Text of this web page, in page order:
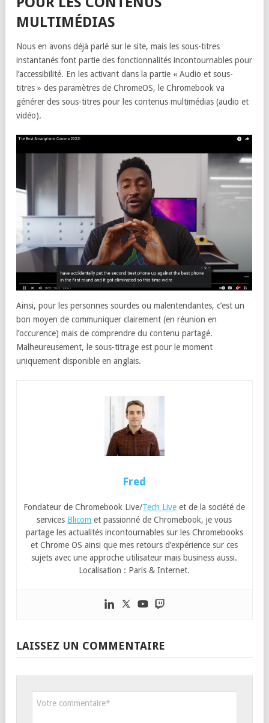
MULTIMÉDIAS
Nous en avons déjà parlé sur le site, mais les sous-titres
instantanés font partie des fonctionnalités incontournables pour
l’accessibilité. En les activant dans la partie « Audio et sous-
titres » des paramètres de ChromeOS, le Chromebook va
générer des sous-titres pour les contenus multimédias (audio et
vidéo).
Ainsi, pour les personnes sourdes ou malentendantes, c’est un
bon moyen de communiquer clairement (en réunion en
l’occurence) mais de comprendre du contenu partagé.
Malheureusement, le sous-titrage est pour le moment
uniquement disponible en anglais.
Fred
Fondateur de Chromebook Live/Tech Live et de la société de
services Blicom et passionné de Chromebook, je vous
partage les actualités incontournables sur les Chromebooks
et Chrome OS ainsi que mes retours d’expérience sur ces
sujets avec une approche utilisateur mais business aussi.
Localisation : Paris & Internet.
LAISSEZ UN COMMENTAIRE